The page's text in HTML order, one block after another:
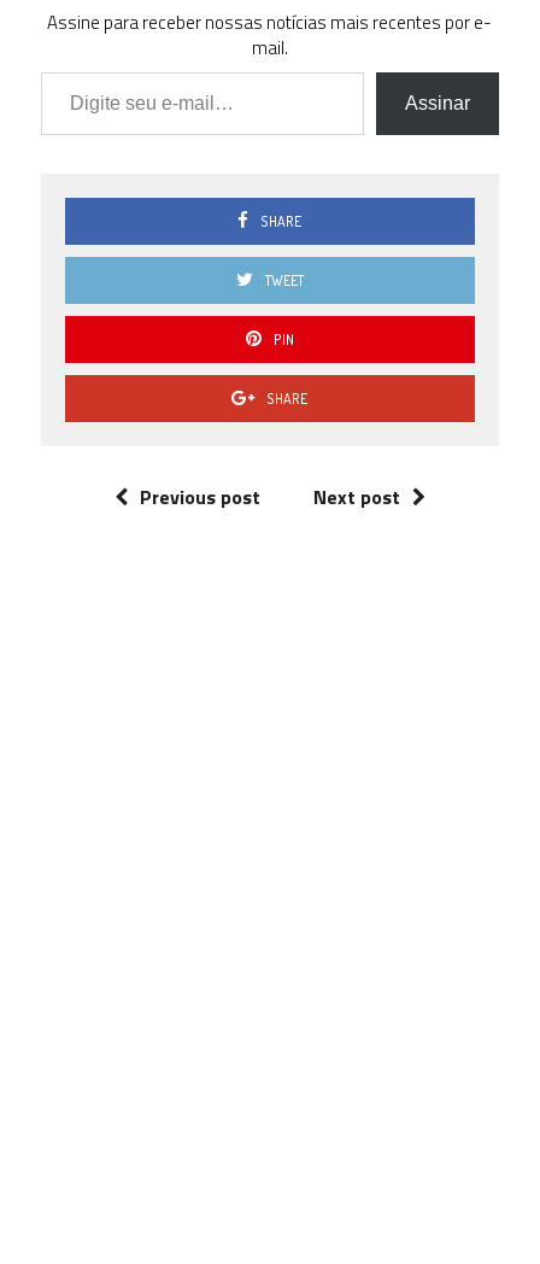
Assine para receber nossas notícias mais recentes por e-
mail.
Digite seu e-mail…
Assinar
SHARE
TWEET
PIN
SHARE
Previous post Next post